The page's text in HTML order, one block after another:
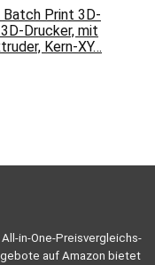
Batch Print 3D-
Drucker, mit
Kern-XY…
in-One-Preisvergleichs-
auf Amazon bietet